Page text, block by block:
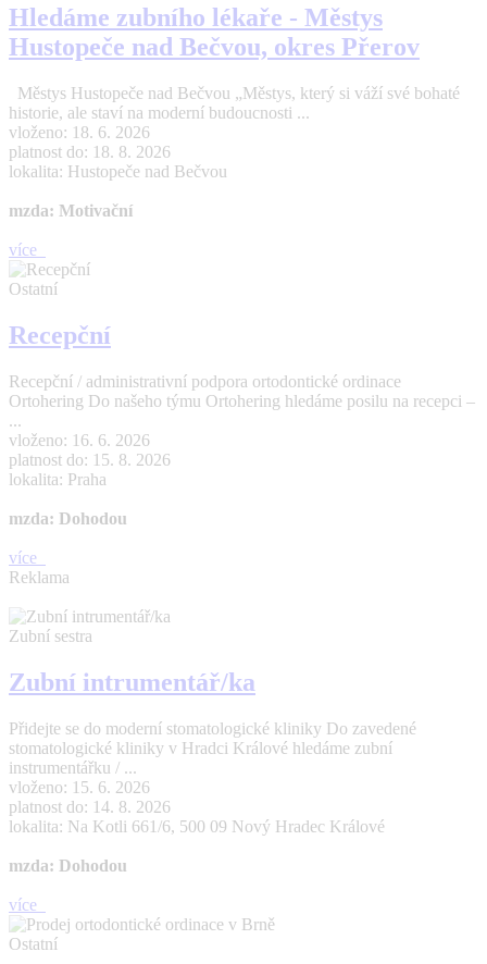
Hledáme zubního lékaře - Městys
Hustopeče nad Bečvou, okres Přerov
Městys Hustopeče nad Bečvou „Městys, který si váží své bohaté
historie, ale staví na moderní budoucnosti ...
vloženo: 18. 6. 2026
platnost do: 18. 8. 2026
lokalita: Hustopeče nad Bečvou
mzda: Motivační
více
Ostatní
Recepční
Recepční / administrativní podpora ortodontické ordinace
Ortohering Do našeho týmu Ortohering hledáme posilu na recepci –
...
vloženo: 16. 6. 2026
platnost do: 15. 8. 2026
lokalita: Praha
mzda: Dohodou
více
Reklama
Zubní sestra
Zubní intrumentář/ka
Přidejte se do moderní stomatologické kliniky Do zavedené
stomatologické kliniky v Hradci Králové hledáme zubní
instrumentářku / ...
vloženo: 15. 6. 2026
platnost do: 14. 8. 2026
lokalita: Na Kotli 661/6, 500 09 Nový Hradec Králové
mzda: Dohodou
více
Ostatní